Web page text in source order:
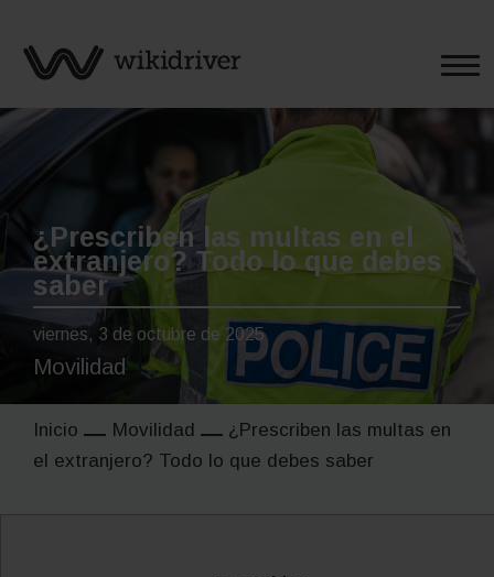
¿Prescriben las multas en el
extranjero? Todo lo que debes
saber
viernes, 3 de octubre de 2025
Movilidad
Inicio Movilidad
¿Prescriben las multas en
el extranjero? Todo lo que debes saber